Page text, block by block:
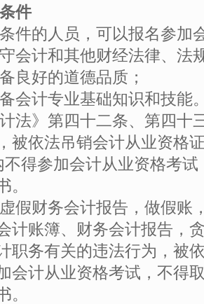
件
件的人员，可以报名参加
守会计和其他财经法律、法
良好的道德品质；
备会计专业基础知识和技能
法》第四十二条、第四十
被依法吊销会计从业资格
不得参加会计从业资格考
。
假财务会计报告，做假账
计账簿、财务会计报告，
职务有关的违法行为，被
会计从业资格考试，不得
。